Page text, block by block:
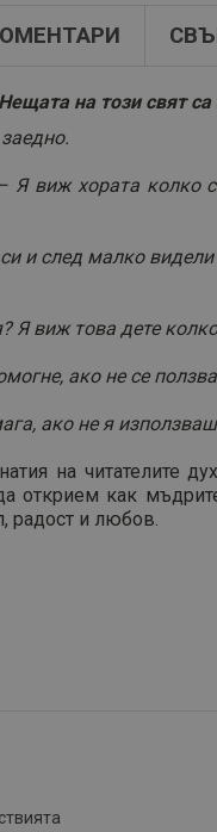
Нещата на този свят са
виж хората
и след малко
виж това дете
ако не се
ако не я
на читателите
как
радост и любов.